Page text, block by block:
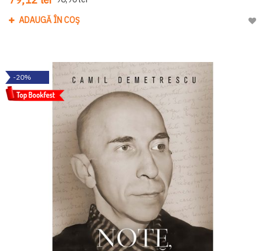
ADAUGĂ ÎN COȘ
-20%